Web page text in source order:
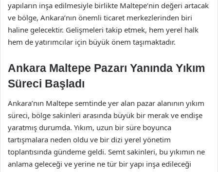
yapıların inşa edilmesiyle birlikte Maltepe’nin değeri artacak
ve bölge, Ankara’nın önemli ticaret merkezlerinden biri
haline gelecektir. Gelişmeleri takip etmek, hem yerel halk
hem de yatırımcılar için büyük önem taşımaktadır.
Ankara Maltepe Pazarı Yanında Yıkım
Süreci Başladı
Ankara’nın Maltepe semtinde yer alan pazar alanının yıkım
süreci, bölge sakinleri arasında büyük bir merak ve endişe
yaratmış durumda. Yıkım, uzun bir süre boyunca
tartışmalara neden oldu ve bir dizi yerel yönetim
toplantısında gündeme geldi. Semt sakinleri, bu yıkımın ne
anlama geleceği ve yerine ne tür bir yapı inşa edileceği